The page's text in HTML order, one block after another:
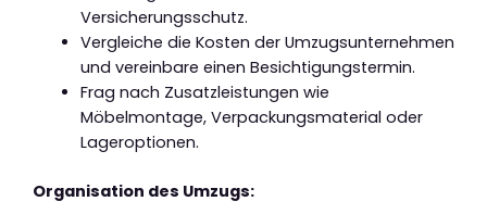
Versicherungsschutz.
Vergleiche die Kosten der Umzugsunternehmen
und vereinbare einen Besichtigungstermin.
Frag nach Zusatzleistungen wie
Möbelmontage, Verpackungsmaterial oder
Lageroptionen.
Organisation des Umzugs: